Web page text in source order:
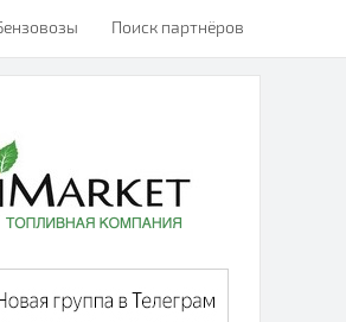
Поиск партнёров